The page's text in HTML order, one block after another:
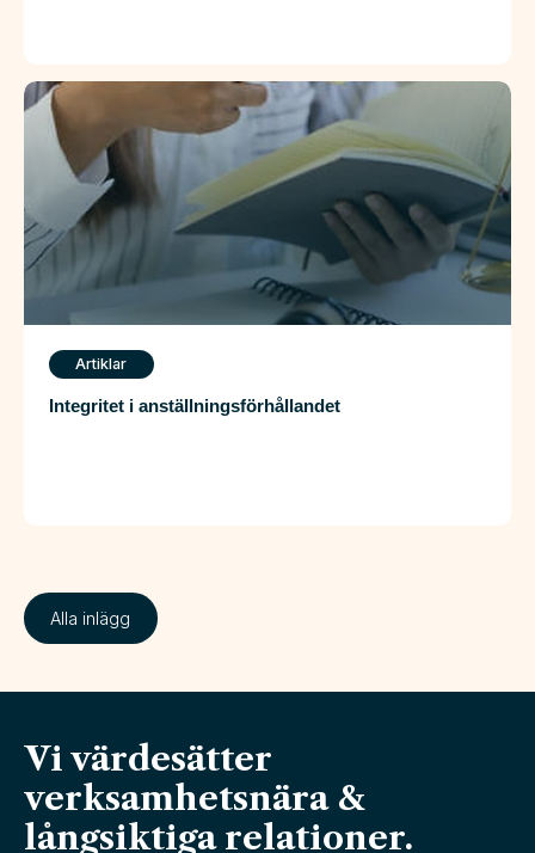
Artiklar
Integritet i anställningsförhållandet
Alla inlägg
Vi värdesätter
verksamhetsnära &
långsiktiga relationer.